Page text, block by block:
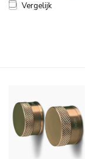
Vergelijk